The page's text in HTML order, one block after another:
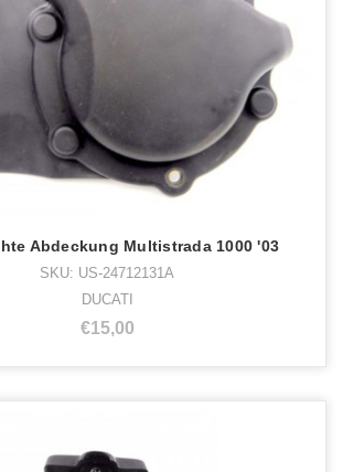
Abdeckung Multistrada 1000 '03
SKU: US-24712131A
DUCATI
€15,00